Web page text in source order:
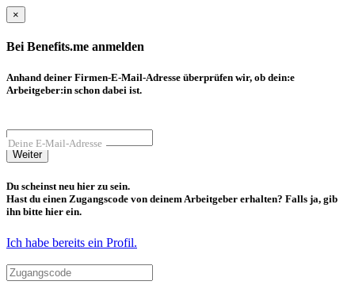
×
Bei Benefits.me anmelden
Anhand deiner Firmen-E-Mail-Adresse überprüfen wir, ob dein:e
Arbeitgeber:in schon dabei ist.
Deine E-Mail-Adresse
Weiter
Du scheinst neu hier zu sein.
Hast du einen Zugangscode von deinem Arbeitgeber erhalten? Falls ja, gib
ihn bitte hier ein.
Ich habe bereits ein Profil.